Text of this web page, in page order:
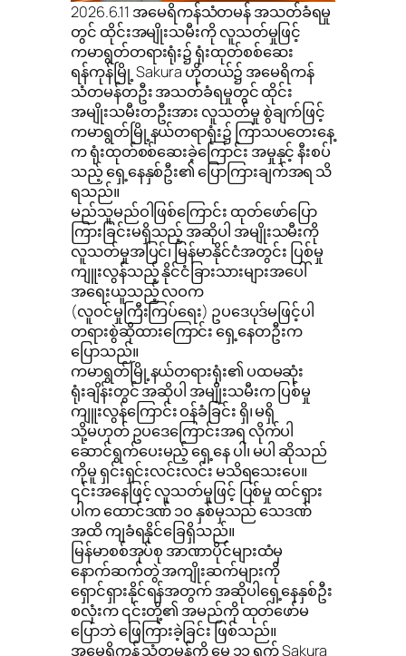
2026.6.11 အမေရိကန်သံတမန် အသတ်ခံရမှု
တွင် ထိုင်းအမျိုးသမီးကို လူသတ်မှုဖြင့်
ကမာရွတ်တရားရုံး၌ ရုံးထုတ်စစ်ဆေး
ရန်ကုန်မြို့ Sakura ဟိုတယ်၌ အမေရိကန်
သံတမန်တဦး အသတ်ခံရမှုတွင် ထိုင်း
အမျိုးသမီးတဦးအား လူသတ်မှု စွဲချက်ဖြင့်
ကမာရွတ်မြို့နယ်တရာရုံး၌ ကြာသပတေးနေ့
က ရုံးထုတ်စစ်ဆေးခဲ့ကြောင်း အမှုနှင့် နီးစပ်
သည့် ရှေ့နေနှစ်ဦး၏ ပြောကြားချက်အရ သိ
ရသည်။
မည်သူမည်ဝါဖြစ်ကြောင်း ထုတ်ဖော်ပြော
ကြားခြင်းမရှိသည့် အဆိုပါ အမျိုးသမီးကို
လူသတ်မှုအပြင်၊ မြန်မာနိုင်ငံအတွင်း ပြစ်မှု
ကျူးလွန်သည့် နိုင်ငံခြားသားများအပေါ်
အရေးယူသည့် လဝက
(လူဝင်မှုကြီးကြပ်ရေး) ဥပဒေပုဒ်မဖြင့်ပါ
တရားစွဲဆိုထားကြောင်း ရှေ့နေတဦးက
ပြောသည်။
ကမာရွတ်မြို့နယ်တရားရုံး၏ ပထမဆုံး
ရုံးချိန်းတွင် အဆိုပါ အမျိုးသမီးက ပြစ်မှု
ကျူးလွန်ကြောင်း ဝန်ခံခြင်း ရှိ၊ မရှိ
သို့မဟုတ် ဥပဒေကြောင်းအရ လိုက်ပါ
ဆောင်ရွက်ပေးမည့် ရှေ့နေ ပါ၊ မပါ ဆိုသည်
ကိုမူ ရှင်းရှင်းလင်းလင်း မသိရသေးပေ။
၎င်းအနေဖြင့် လူသတ်မှုဖြင့် ပြစ်မှု ထင်ရှား
ပါက ထောင်ဒဏ် ၁၀ နှစ်မှသည် သေဒဏ်
အထိ ကျခံရနိုင်ခြေရှိသည်။
မြန်မာစစ်အုပ်စု အာဏာပိုင်များထံမှ
နောက်ဆက်တွဲ အကျိုးဆက်များကို
ရှောင်ရှားနိုင်ရန်အတွက် အဆိုပါရှေ့နေနှစ်ဦး
စလုံးက ၎င်းတို့၏ အမည်ကို ထုတ်ဖော်မ
ပြောဘဲ ဖြေကြားခဲ့ခြင်း ဖြစ်သည်။
အမေရိကန် သံတမန်ကို မေ ၁၁ ရက် Sakura